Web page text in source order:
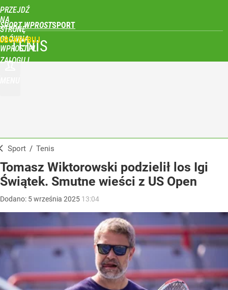
PRZEJDŹ
NA
STRONĘ
GŁÓWNĄ
WPROST.PL
SPORT WPROST
ZALOGUJ
TENIS
Sport / Tenis
Tomasz Wiktorowski podzielił los Igi
Świątek. Smutne wieści z US Open
Dodano: 5września 2025 13:04